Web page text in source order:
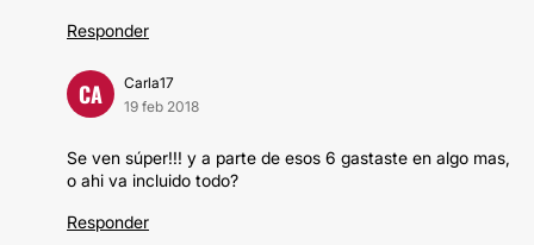
Responder
CA
Carla17
19 feb 2018
Se ven súper!!! y a parte de esos 6 gastaste en algo mas,
o ahi va incluido todo?
Responder